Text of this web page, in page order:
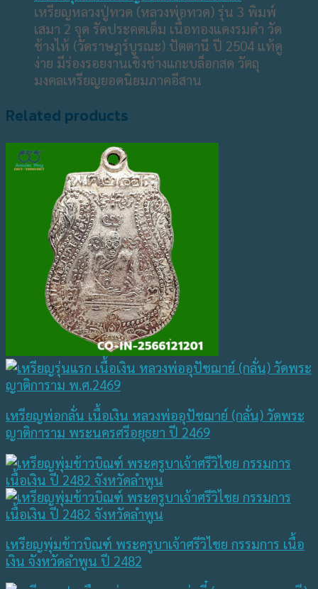
เหรียญหลวงปู่ทวด (หลวงพ่อทวด) รุ่น 3 พิมพ์
เสมา 2 จุด รัดประคตเต็ม เนื้อทองแดงรมดำ วัด
ช้างไห้ (วัดราษฎร์บูรณะ) ปัตตานี ปี 2504 แท้ดู
ง่าย มีร่องรอยงานเชิงช่างแกะบล็อกสด วัตถุ
มงคลเหรียญยอดนิยมภาคอีสาน
Related products
เหรียญพ่อกลั่น เนื้อเงิน หลวงพ่ออุปัชฌาย์ (กลั่น) วัดพระ
ญาติการาม พระนครศรีอยุธยา ปี 2469
เหรียญพุ่มข้าวบิณฑ์ พระครูบาเจ้าศรีวิไชย กรรมการ เนื้อ
เงิน จังหวัดลำพูน ปี 2482